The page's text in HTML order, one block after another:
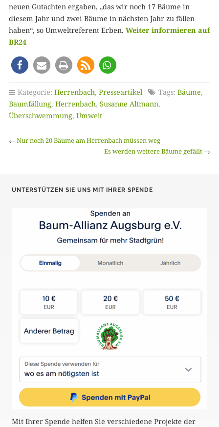
neuen Gutachten ergaben, „das wir noch 17 Bäume in
diesem Jahr und zwei Bäume in nächsten Jahr zu fällen
haben“, so Umweltreferent Erben. Weiter informieren auf
BR24
Kategorie: Herrenbach, Presseartikel Tags: Bäume,
Baumfällung, Herrenbach, Susanne Altmann,
Überschwemmung, Umwelt
← Nur noch 20 Bäume am Herrenbach müssen weg
Es werden weitere Bäume gefällt →
UNTERSTÜTZEN SIE UNS MIT IHRER SPENDE
Mit Ihrer Spende helfen Sie verschiedene Projekte der